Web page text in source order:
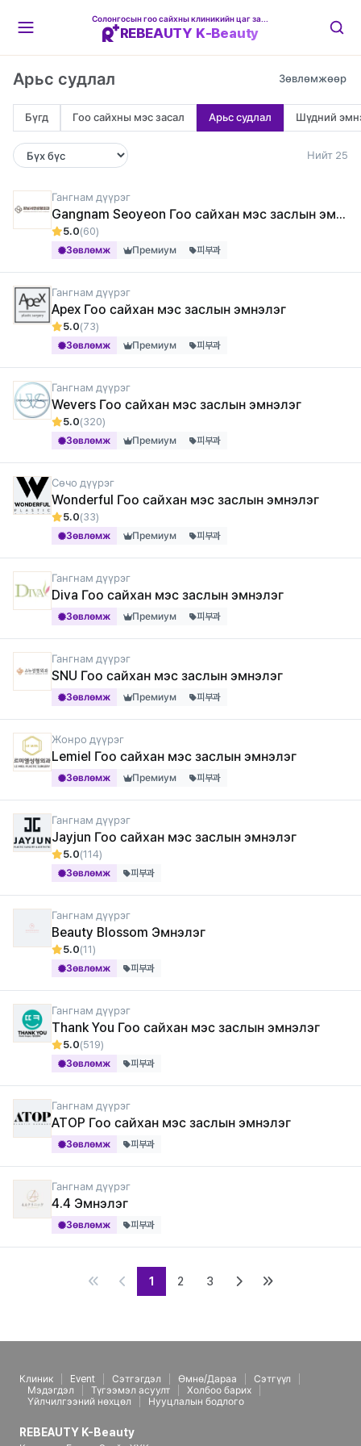
REBEAUTY K-Beauty
Арьс судлал
Бүгд Гоо сайхны мэс засал Арьс судлал Шүдний
Нийт 25
Гангнам дүүрэг
Gangnam Seoyeon Гоо сайхан мэс заслын эмнэлэг
5.0(60)
Зөвлөмж Премиум 피부과
Гангнам дүүрэг
Apex Гоо сайхан мэс заслын эмнэлэг
5.0(73)
Зөвлөмж Премиум 피부과
Гангнам дүүрэг
Wevers Гоо сайхан мэс заслын эмнэлэг
5.0(320)
Зөвлөмж Премиум 피부과
Сөчо дүүрэг
Wonderful Гоо сайхан мэс заслын эмнэлэг
5.0(33)
Зөвлөмж Премиум 피부과
Гангнам дүүрэг
Diva Гоо сайхан мэс заслын эмнэлэг
Зөвлөмж Премиум 피부과
Гангнам дүүрэг
SNU Гоо сайхан мэс заслын эмнэлэг
Зөвлөмж Премиум 피부과
Жонро дүүрэг
Lemiel Гоо сайхан мэс заслын эмнэлэг
Зөвлөмж Премиум 피부과
Гангнам дүүрэг
Jayjun Гоо сайхан мэс заслын эмнэлэг
5.0(114)
Зөвлөмж 피부과
Гангнам дүүрэг
Beauty Blossom Эмнэлэг
5.0(11)
Зөвлөмж 피부과
Гангнам дүүрэг
Thank You Гоо сайхан мэс заслын эмнэлэг
5.0(519)
Зөвлөмж 피부과
Гангнам дүүрэг
ATOP Гоо сайхан мэс заслын эмнэлэг
Зөвлөмж 피부과
Гангнам дүүрэг
4.4 Эмнэлэг
Зөвлөмж 피부과
1 2 3
Клиник Event Сэтгэгдэл Өмнө/Дараа
Сэтгүүл
Мэдэгдэл
Түгээмэл асуулт
Холбоо барих
Үйлчилгээний нөхцөл
Нууцлалын бодлого
REBEAUTY K-Beauty